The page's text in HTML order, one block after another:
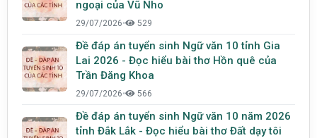
ngoại của Vũ Nho
29/07/2026• 529
Đề đáp án tuyển sinh Ngữ văn 10 tỉnh Gia
Lai 2026 - Đọc hiểu bài thơ Hồn quê của
Trần Đăng Khoa
29/07/2026• 566
Đề đáp án tuyển sinh Ngữ văn 10 năm 2026
tỉnh Đắk Lắk - Đọc hiểu bài thơ Đất dạy tôi